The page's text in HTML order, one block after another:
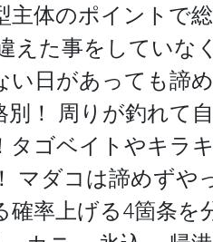
主体のポイントで
えた事をしていな
日があっても諦
！ 周りが釣れて
ゴベイトやキラ
マダコは諦めずや
率上げる4箇条を